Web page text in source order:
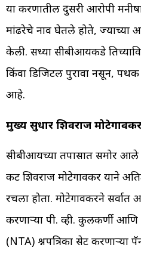
या प्रकरणातील दुसरी आरोपी
मांढरेचे नाव घेतले होते,
केली. सध्या सीबीआयकडे
किंवा डिजिटल पुरावा नसून,
आहे.
मुख्य सुत्रधार शिवराज
सीबीआयच्या तपासात समोर
कट शिवराज मोटेगावकर याने
रचला होता. मोटेगावकरने
करणाऱ्या पी. व्ही. कुलकर्णी आणि
(NTA) प्रश्नपत्रिका सेट